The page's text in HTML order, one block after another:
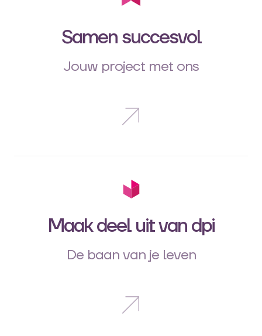
Samen succesvol
Jouw project met ons
Maak deel uit van dpi
De baan van je leven